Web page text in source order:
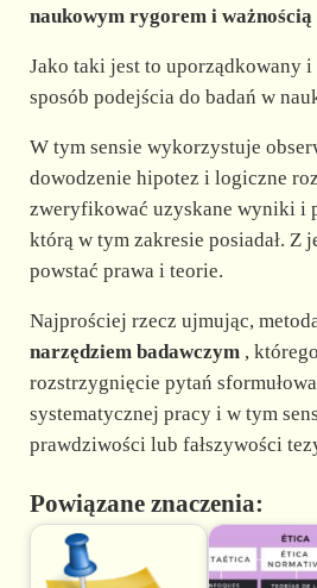
d
e
o
naukowym rygorem i ważnością
Jako taki jest to uporządkowany
sposób podejścia do badań w
W tym sensie wykorzystuje
dowodzenie hipotez i logiczne
zweryfikować uzyskane wyniki i
którą w tym zakresie posiadał. Z
powstać prawa i teorie.
Najprościej rzecz ujmując,
narzędziem badawczym,
rozstrzygnięcie pytań
systematycznej pracy i w tym
prawdziwości lub fałszywości
Powiązane znaczenia: